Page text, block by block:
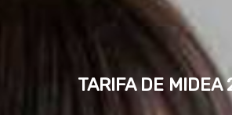
TARIFA DE MIDEA